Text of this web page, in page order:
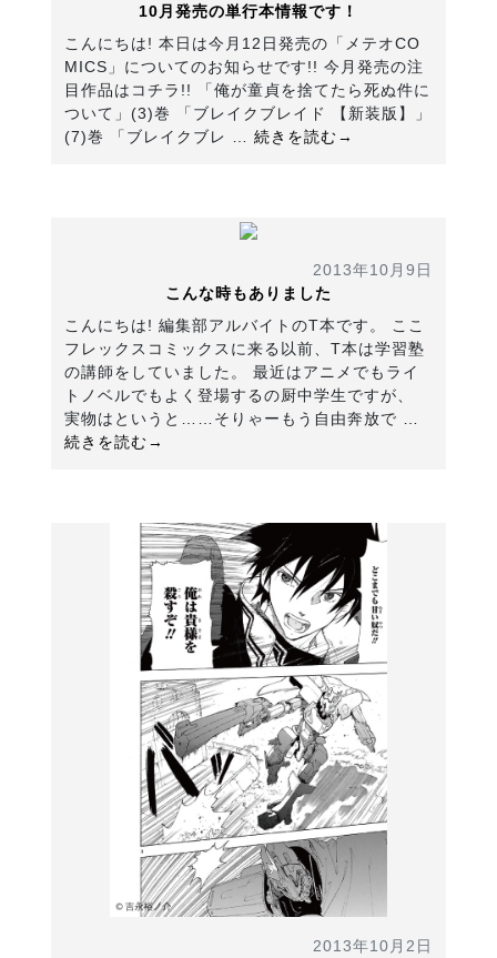
10月発売の単行本情報です！
こんにちは! 本日は今月12日発売の「メテオCO
MICS」についてのお知らせです!! 今月発売の注
目作品はコチラ!! 「俺が童貞を捨てたら死ぬ件に
ついて」(3)巻 「ブレイクブレイド 【新装版】」
(7)巻 「ブレイクブレ … 続きを読む→
2013年10月9日
こんな時もありました
こんにちは! 編集部アルバイトのT本です。 ここ
フレックスコミックスに来る以前、T本は学習塾
の講師をしていました。 最近はアニメでもライ
トノベルでもよく登場するの厨中学生ですが、
実物はというと……そりゃーもう自由奔放で …
続きを読む→
2013年10月2日